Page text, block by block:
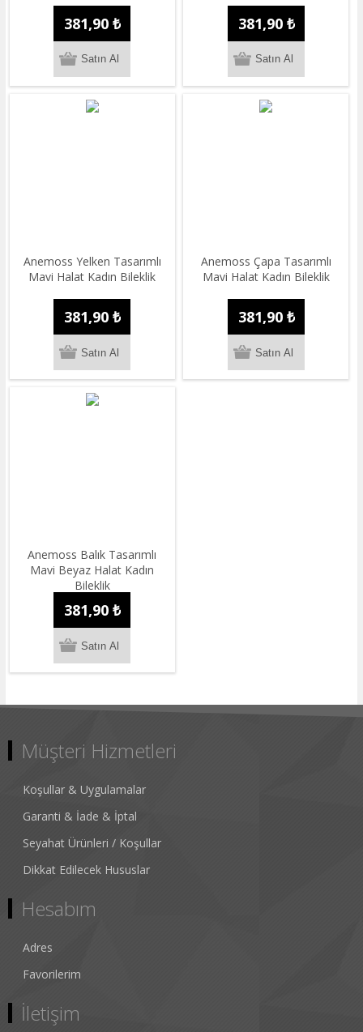
381,90 ₺ 381,90 ₺
Anemoss Yelken Tasarımlı
Mavi Halat Kadın Bileklik
381,90 ₺
Anemoss Çapa Tasarımlı
Mavi Halat Kadın Bileklik
381,90 ₺
Anemoss Balık Tasarımlı
Mavi Beyaz Halat Kadın
Bileklik
381,90 ₺
Müşteri Hizmetleri
Koşullar & Uygulamalar
Garanti & İade & İptal
Seyahat Ürünleri / Koşullar
Dikkat Edilecek Hususlar
Hesabım
Adres
Favorilerim
İletişim